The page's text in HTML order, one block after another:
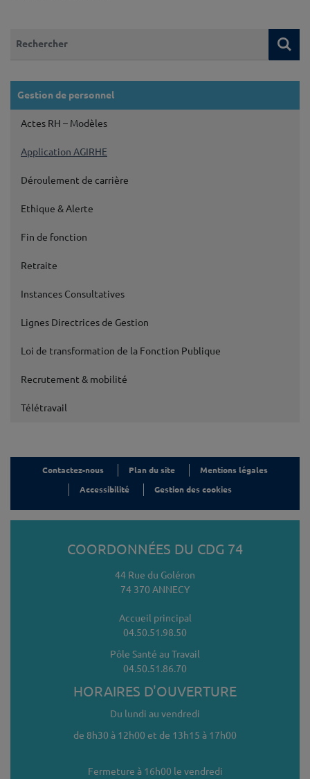
Gestion de personnel
Actes RH – Modèles
Application AGIRHE
Déroulement de carrière
Ethique & Alerte
Fin de fonction
Retraite
Instances Consultatives
Lignes Directrices de Gestion
Loi de transformation de la Fonction Publique
Recrutement & mobilité
Télétravail
Contactez-nous Plan du site Mentions légales
Accessibilité Gestion des cookies
COORDONNÉES DU CDG 74
44 Rue du Goléron
74 370 ANNECY
Accueil principal
04.50.51.98.50
Pôle Santé au Travail
04.50.51.86.70
HORAIRES D'OUVERTURE
Du lundi au vendredi
de 8h30 à 12h00 et de 13h15 à 17h00
Fermeture à 16h00 le vendredi